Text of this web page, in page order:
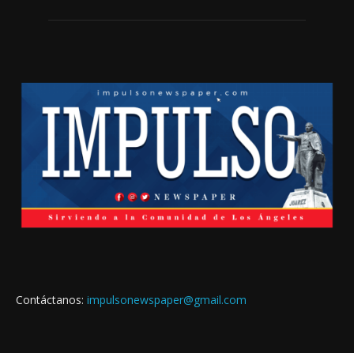
Contáctanos: impulsonewspaper@gmail.com